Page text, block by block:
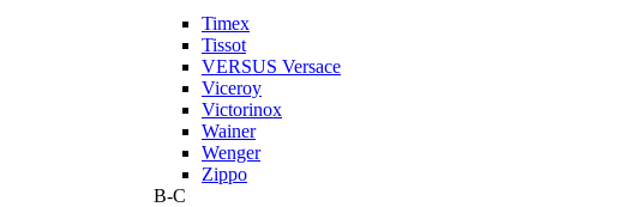
Timex
Tissot
VERSUS Versace
Viceroy
Victorinox
Wainer
Wenger
Zippo
В-С